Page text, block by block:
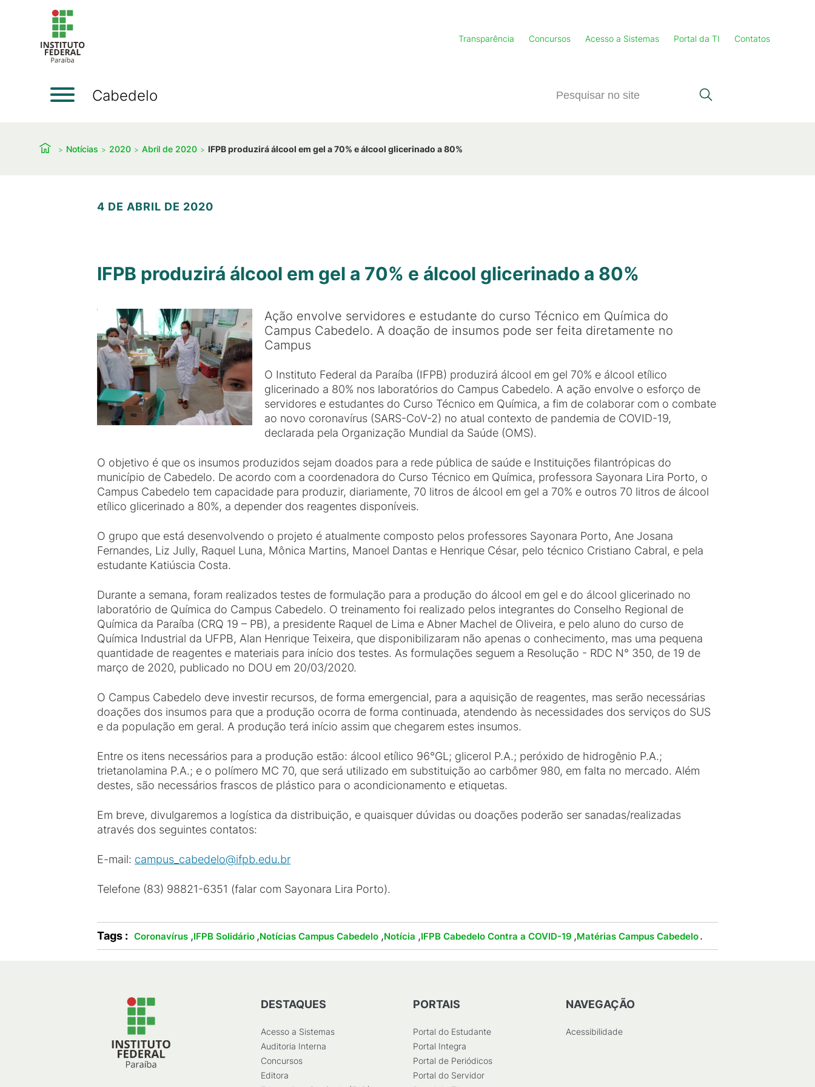
Transparência Concursos Acesso a Sistemas Portal da TI Contatos
Cabedelo
Notícias 2020 Abril de 2020 IFPB produzirá álcool em gel a 70% e álcool glicerinado a 80%
4 DE ABRIL DE 2020
IFPB produzirá álcool em gel a 70% e álcool glicerinado a 80%
Ação envolve servidores e estudante do curso Técnico em Química do
Campus Cabedelo. A doação de insumos pode ser feita diretamente no
Campus
O Instituto Federal da Paraíba (IFPB) produzirá álcool em gel 70% e álcool etílico
glicerinado a 80% nos laboratórios do Campus Cabedelo. A ação envolve o esforço de
servidores e estudantes do Curso Técnico em Química, a fim de colaborar com o combate
ao novo coronavírus (SARS-CoV-2) no atual contexto de pandemia de COVID-19,
declarada pela Organização Mundial da Saúde (OMS).
O objetivo é que os insumos produzidos sejam doados para a rede pública de saúde e Instituições filantrópicas do
município de Cabedelo. De acordo com a coordenadora do Curso Técnico em Química, professora Sayonara Lira Porto, o
Campus Cabedelo tem capacidade para produzir, diariamente, 70 litros de álcool em gel a 70% e outros 70 litros de álcool
etílico glicerinado a 80%, a depender dos reagentes disponíveis.
O grupo que está desenvolvendo o projeto é atualmente composto pelos professores Sayonara Porto, Ane Josana
Fernandes, Liz Jully, Raquel Luna, Mônica Martins, Manoel Dantas e Henrique César, pelo técnico Cristiano Cabral, e pela
estudante Katiúscia Costa.
Durante a semana, foram realizados testes de formulação para a produção do álcool em gel e do álcool glicerinado no
laboratório de Química do Campus Cabedelo. O treinamento foi realizado pelos integrantes do Conselho Regional de
Química da Paraíba (CRQ 19 – PB), a presidente Raquel de Lima e Abner Machel de Oliveira, e pelo aluno do curso de
Química Industrial da UFPB, Alan Henrique Teixeira, que disponibilizaram não apenas o conhecimento, mas uma pequena
quantidade de reagentes e materiais para início dos testes. As formulações seguem a Resolução - RDC N° 350, de 19 de
março de 2020, publicado no DOU em 20/03/2020.
O Campus Cabedelo deve investir recursos, de forma emergencial, para a aquisição de reagentes, mas serão necessárias
doações dos insumos para que a produção ocorra de forma continuada, atendendo às necessidades dos serviços do SUS
e da população em geral. A produção terá início assim que chegarem estes insumos.
Entre os itens necessários para a produção estão: álcool etílico 96°GL; glicerol P.A.; peróxido de hidrogênio P.A.;
trietanolamina P.A.; e o polímero MC 70, que será utilizado em substituição ao carbômer 980, em falta no mercado. Além
destes, são necessários frascos de plástico para o acondicionamento e etiquetas.
Em breve, divulgaremos a logística da distribuição, e quaisquer dúvidas ou doações poderão ser sanadas/realizadas
através dos seguintes contatos:
E-mail: campus_cabedelo@ifpb.edu.br
Telefone (83) 98821-6351 (falar com Sayonara Lira Porto).
Tags : Coronavírus ,IFPB Solidário ,Notícias Campus Cabedelo ,Notícia ,IFPB Cabedelo Contra a COVID-19 ,Matérias Campus Cabedelo.
DESTAQUES
Acesso a Sistemas
Auditoria Interna
Concursos
Editora
PORTAIS
Portal do Estudante
Portal Integra
Portal de Periódicos
Portal do Servidor
NAVEGAÇÃO
Acessibilidade